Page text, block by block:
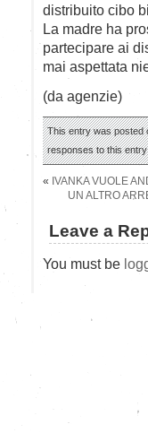
distribuito cibo
La madre ha
partecipare ai
mai aspettata
(da agenzie)
This entry was posted
responses to this
« IVANKA VUOLE
UN ALTRO
Leave a
You must be